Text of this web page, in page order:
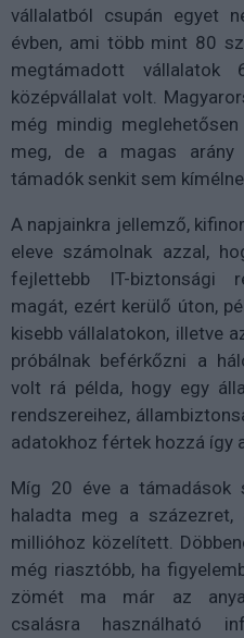
vállalatból csupán egyet
évben, ami több mint 80
megtámadott vállalatok
középvállalat volt.
még mindig
meg, de a magas
támadók senkit sem
A napjainkra jellemző,
eleve számolnak azzal,
fejlettebb IT-biztonsági
magát, ezért kerülő úton,
kisebb vállalatokon, illetve
próbálnak beférkőzni a
volt rá példa, hogy egy
rendszereihez,
adatokhoz fértek hozzá így
Míg 20 éve a támadások
haladta meg a
millióhoz közelített.
még riasztóbb, ha
zömét ma már az
csalásra használható